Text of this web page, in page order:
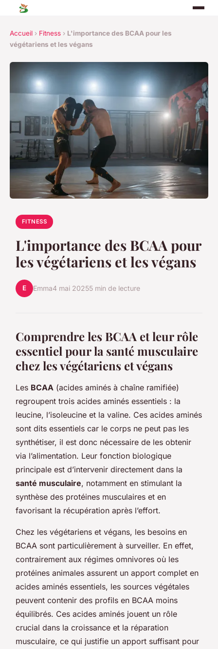
Accueil › Fitness › L'importance des BCAA pour les
végétariens et les végans
FITNESS
L'importance des BCAA pour
les végétariens et les végans
E Emma4 mai 20255 min de lecture
Comprendre les BCAA et leur rôle
essentiel pour la santé musculaire
chez les végétariens et végans
Les BCAA (acides aminés à chaîne ramifiée)
regroupent trois acides aminés essentiels : la
leucine, l’isoleucine et la valine. Ces acides aminés
sont dits essentiels car le corps ne peut pas les
synthétiser, il est donc nécessaire de les obtenir
via l’alimentation. Leur fonction biologique
principale est d’intervenir directement dans la
santé musculaire, notamment en stimulant la
synthèse des protéines musculaires et en
favorisant la récupération après l’effort.
Chez les végétariens et végans, les besoins en
BCAA sont particulièrement à surveiller. En effet,
contrairement aux régimes omnivores où les
protéines animales assurent un apport complet en
acides aminés essentiels, les sources végétales
peuvent contenir des profils en BCAA moins
équilibrés. Ces acides aminés jouent un rôle
crucial dans la croissance et la réparation
musculaire, ce qui justifie un apport suffisant pour